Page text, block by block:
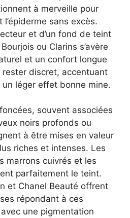
à merveille pour
sans excès.
et d’un fond de teint
ou Clarins s’avère
et un confort longue
discret, accentuant
léger effet bonne mine.
souvent associées
noirs profonds ou
à être mises en valeur
riches et intenses. Les
marrons cuivrés et les
parfaitement le teint.
et Chanel Beauté offrent
répondant à ces
une pigmentation